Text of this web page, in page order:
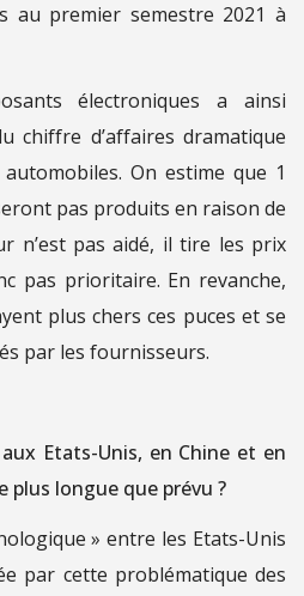
au premier semestre 2021 à
électroniques a ainsi
chiffre d’affaires dramatique
On estime que 1
pas produits en raison de
n’est pas aidé, il tire les prix
pas prioritaire. En revanche,
plus chers ces puces et se
par les fournisseurs.
Etats-Unis, en Chine et en
plus longue que prévu ?
» entre les Etats-Unis
par cette problématique des